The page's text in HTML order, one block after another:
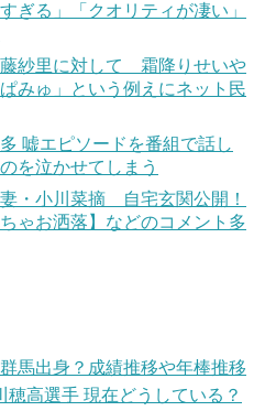
ぎる」「クオリティが凄い」
藤紗里に対して 霜降りせいや
みゅ」という例えにネット民
嘘エピソードを番組で話し
を泣かせてしまう
・小川菜摘 自宅玄関公開！
ゃお洒落】などのコメント多
馬出身？成績推移や年棒推移
穂高選手 現在どうしている？